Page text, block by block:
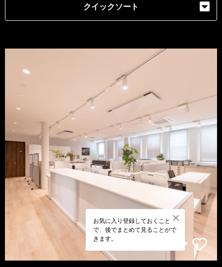
クイックソート
お気に入り登録しておくこと
で、後でまとめて見ることがで
きます。